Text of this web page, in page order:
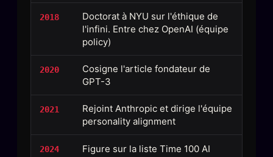
L'Association
S'abonner GRATUIT
Cercle Privé 30€/M
Mécène
Témoignages
Lectures des sœurs
2018
Doctorat à NYU sur l'éthique de
l'infini. Entre chez OpenAI (équipe
policy)
2020
Cosigne l'article fondateur de
GPT-3
2021
Rejoint Anthropic et dirige l'équipe
personality alignment
2024 Figure sur la liste Time 100 AI